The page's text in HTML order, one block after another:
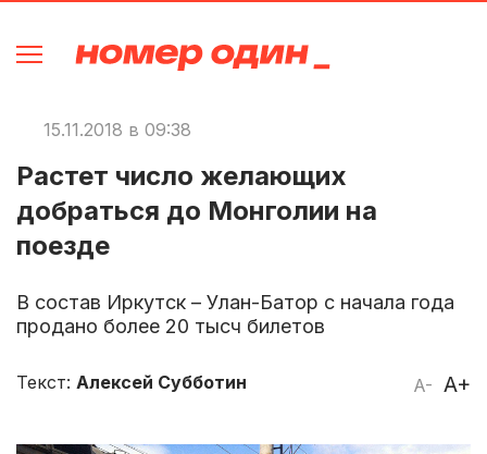
15.11.2018 в 09:38
Растет число желающих
добраться до Монголии на
поезде
В состав Иркутск – Улан-Батор с начала года
продано более 20 тысч билетов
A- A+
Текст: Алексей Субботин